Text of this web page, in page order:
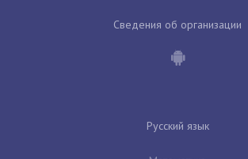
Сведения об организации
Русский язык